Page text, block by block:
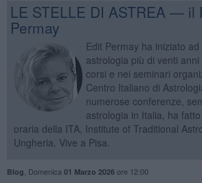
LE STELLE DI ASTREA — il
Permay
Edit Permay ha iniziato
astrologia più di venti
corsi e nei seminari
Centro Italiano di
numerose conferenze,
astrologia in Italia, ha
oraria della ITA, Institute of Traditional
Ungheria. Vive a Pisa.
Blog Domenica 01 Marzo 2026ore 12:00